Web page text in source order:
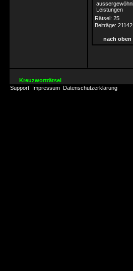
Rätsel: 25
Beiträge: 21142
nach oben
Kreuzworträtsel
Support Impressum Datenschutzerklärung